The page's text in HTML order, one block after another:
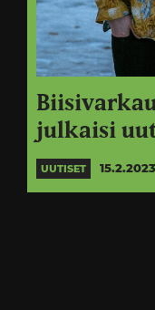
julkaisi
UUTISET 15.2.2023